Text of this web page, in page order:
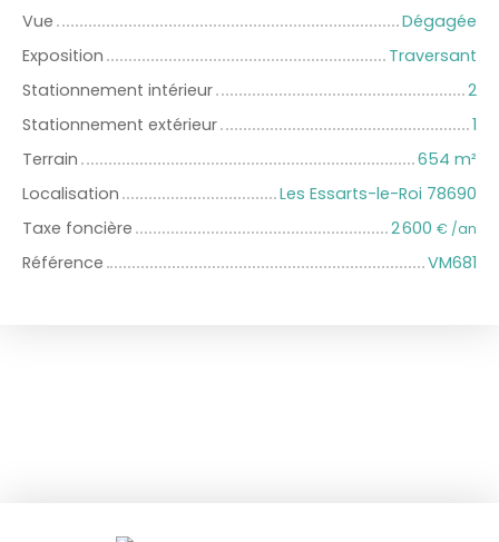
Vue
Dégagée
Exposition
Traversant
Stationnement intérieur
2
Stationnement extérieur
1
Terrain
654 m²
Localisation
Les Essarts-le-Roi 78690
Taxe foncière
2 600 € /an
Référence VM681